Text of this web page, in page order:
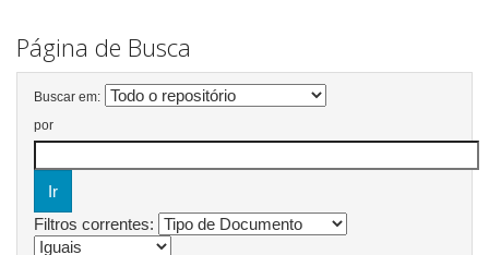
Página de Busca
Buscar em:
por
Filtros correntes: